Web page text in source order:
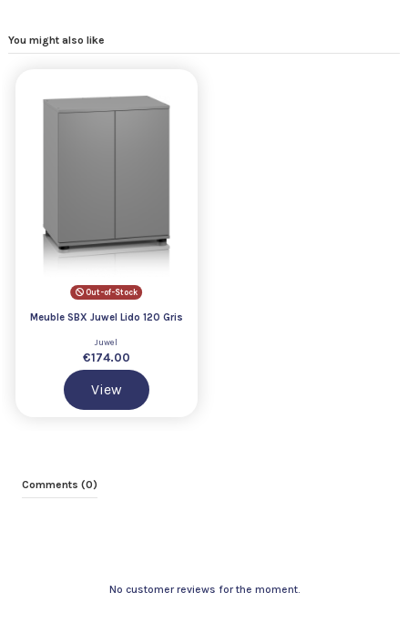
You might also like
Out-of-Stock
Meuble SBX Juwel Lido 120 Gris
Juwel
€174.00
View
Comments (0)
No customer reviews for the moment.